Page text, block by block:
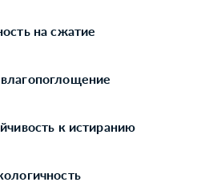
на сжатие
к истиранию